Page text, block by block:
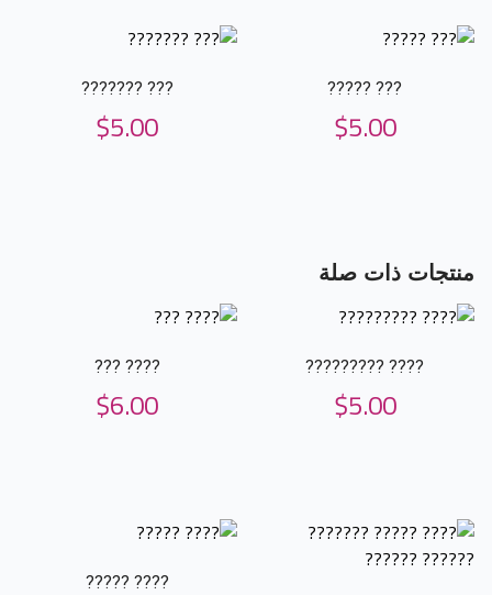
??? ???????
$5.00
??? ?????
$5.00
منتجات ذات صلة
???? ???
$6.00
???? ?????????
$5.00
???? ?????